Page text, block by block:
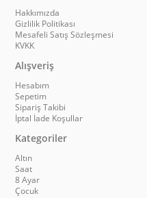
Hakkımızda
Gizlilik Politikası
Mesafeli Satış Sözleşmesi
KVKK
Alışveriş
Hesabım
Sepetim
Sipariş Takibi
İptal İade Koşullar
Kategoriler
Altın
Saat
8 Ayar
Çocuk